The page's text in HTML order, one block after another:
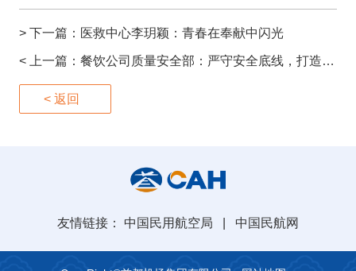
> 下一篇： 医救中心李玥颖：青春在奉献中闪光
< 上一篇： 餐饮公司质量安全部：严守安全底线，打造服务品牌
< 返回
友情链接： 中国民用航空局 中国民航网